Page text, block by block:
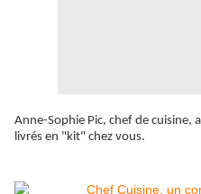
Anne-Sophie Pic, chef de cuisine,
livrés en "kit" chez vous.